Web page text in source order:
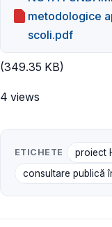
metodologice
scoli.pdf
(349.35 KB)
4 views
ETICHETE
proiect
consultare publică